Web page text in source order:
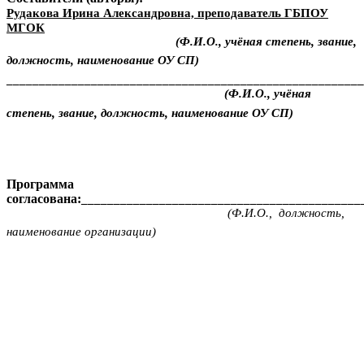
Рудакова Ирина Александровна, преподаватель ГБПОУ
МГОК
(Ф.И.О., учёная степень, звание,
должность, наименование ОУ СП)
(Ф.И.О., учёная
степень, звание, должность, наименование ОУ СП)
Программа
согласована:
(Ф.И.О., должность,
наименование организации)